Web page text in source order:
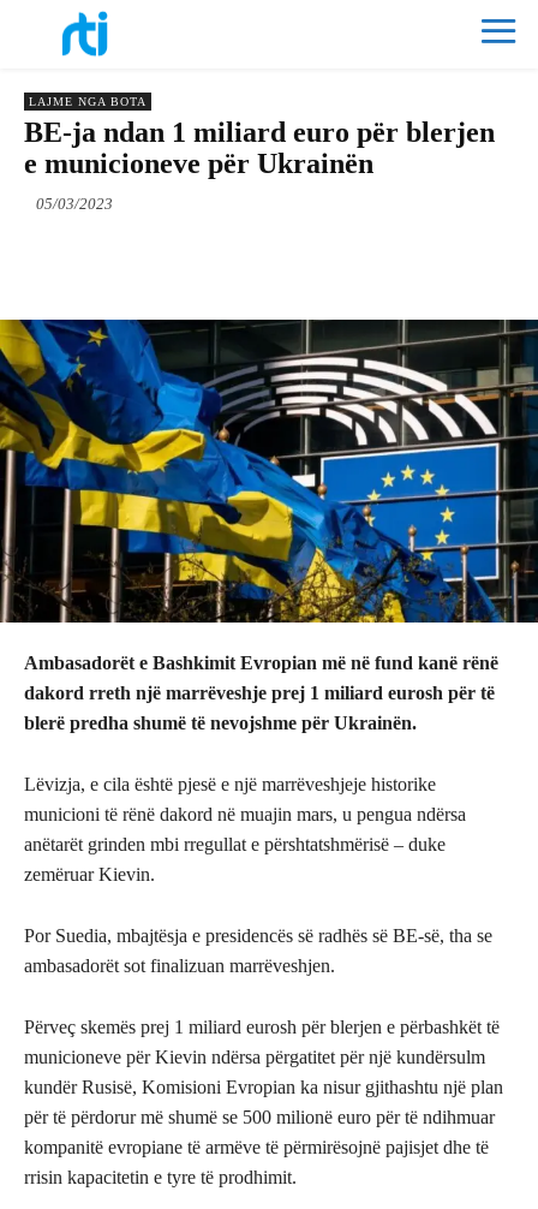
LAJME NGA BOTA
BE-ja ndan 1 miliard euro për blerjen
e municioneve për Ukrainën
05/03/2023
Ambasadorët e Bashkimit Evropian më në fund kanë rënë
dakord rreth një marrëveshje prej 1 miliard eurosh për të
blerë predha shumë të nevojshme për Ukrainën.
Lëvizja, e cila është pjesë e një marrëveshjeje historike
municioni të rënë dakord në muajin mars, u pengua ndërsa
anëtarët grinden mbi rregullat e përshtatshmërisë – duke
zemëruar Kievin.
Por Suedia, mbajtësja e presidencës së radhës së BE-së, tha se
ambasadorët sot finalizuan marrëveshjen.
Përveç skemës prej 1 miliard eurosh për blerjen e përbashkët të
municioneve për Kievin ndërsa përgatitet për një kundërsulm
kundër Rusisë, Komisioni Evropian ka nisur gjithashtu një plan
për të përdorur më shumë se 500 milionë euro për të ndihmuar
kompanitë evropiane të armëve të përmirësojnë pajisjet dhe të
rrisin kapacitetin e tyre të prodhimit.